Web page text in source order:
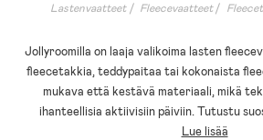
Lastenvaatteet Fleecevaatteet
Jollyroomilla on laaja valikoima lasten
fleecetakkia, teddypaitaa tai kokonaista
mukava että kestävä materiaali, mikä
ihanteellisia aktiivisiin päiviin. Tutustu
Lue lisää